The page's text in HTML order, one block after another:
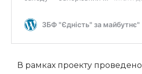
В рамках проекту проведено